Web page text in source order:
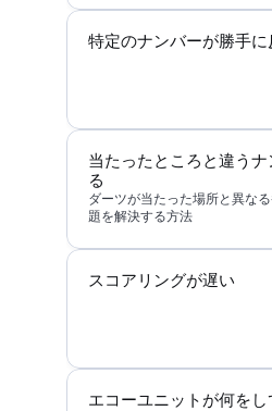
特定のナンバーが勝手に
当たったところと違う
る
ダーツが当たった場所と異な
題を解決する方法
スコアリングが遅い
エコーユニットが何を